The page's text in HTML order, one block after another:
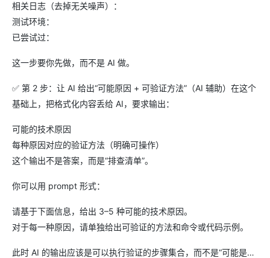
相关日志（去掉无关噪声）：
测试环境：
已尝试过：
这一步要你先做，而不是 AI 做。
✅ 第 2 步：让 AI 给出“可能原因 + 可验证方法”（AI 辅助）在这个
基础上，把格式化内容丢给 AI，要求输出：
可能的技术原因
每种原因对应的验证方法（明确可操作）
这个输出不是答案，而是“排查清单”。
你可以用 prompt 形式：
请基于下面信息，给出 3–5 种可能的技术原因。
对于每一种原因，请单独给出可验证的方法和命令或代码示例。
此时 AI 的输出应该是可以执行验证的步骤集合，而不是“可能是…